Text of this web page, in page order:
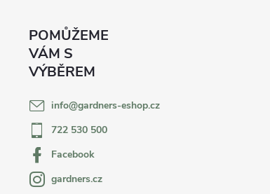
info@gardners-eshop.cz
722 530 500
Facebook
gardners.cz